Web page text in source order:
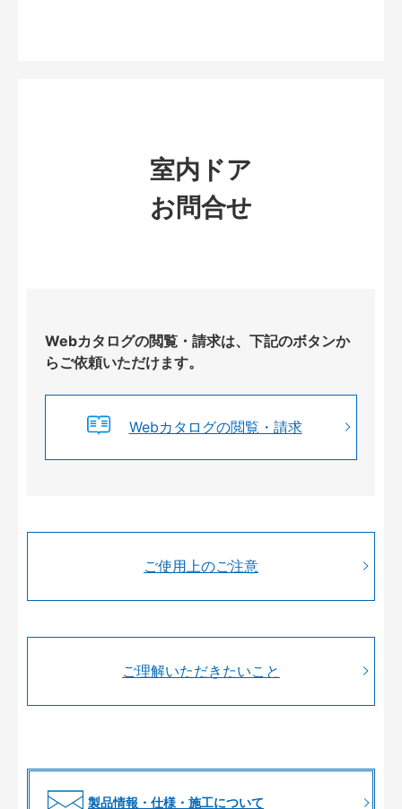
室内ドア
お問合せ
Webカタログの閲覧・請求は、下記のボタンか
らご依頼いただけます。
Webカタログの閲覧・請求
ご使用上のご注意
ご理解いただきたいこと
製品情報・仕様・施工について